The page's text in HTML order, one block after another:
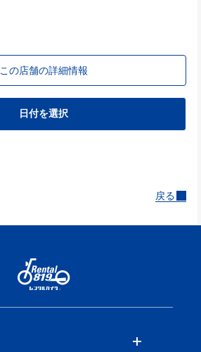
この店舗の詳細情報
日付を選択
戻る